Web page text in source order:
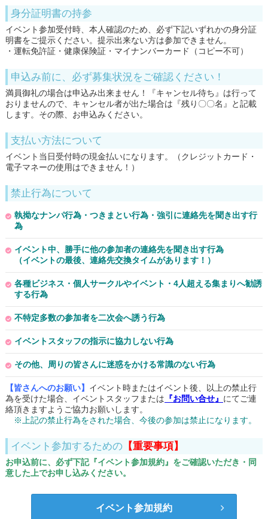
身分証明書の持参
イベント参加受付時、本人確認のため、必ず下記いずれかの身分証
明書をご提示ください。提示出来ない方は参加できません。
・運転免許証・健康保険証・マイナンバーカード（コピー不可）
申込み前に、必ず募集状況をご確認ください！
満員御礼の場合は申込み出来ません！『キャンセル待ち』は行って
おりませんので、キャンセル者が出た場合は『残り〇〇名』と記載
します。その際、お申込みください。
支払い方法について
イベント当日受付時の現金払いになります。（クレジットカード・
電子マネーの使用はできません！）
禁止行為について
執拗なナンパ行為・つきまとい行為・強引に連絡先を聞き出す行
為
イベント中、勝手に他の参加者の連絡先を聞き出す行為
（イベントの最後、連絡先交換タイムがあります！）
各種ビジネス・個人サークルやイベント・4人超える集まりへ勧誘
する行為
不特定多数の参加者を二次会へ誘う行為
イベントスタッフの指示に協力しない行為
その他、周りの皆さんに迷惑をかける常識のない行為
【皆さんへのお願い】 イベント時またはイベント後、以上の禁止行
為を受けた場合、イベントスタッフまたは 『お問い合せ』 にてご連
絡頂きますようご協力お願いします。
※上記の禁止行為をされた場合、今後の参加は禁止になります。
イベント参加するための【重要事項】
お申込前に、必ず下記『イベント参加規約』をご確認いただき・同
意した上でお申し込みください。
イベント参加規約